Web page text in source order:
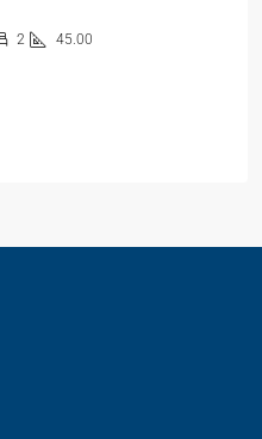
2
45.00